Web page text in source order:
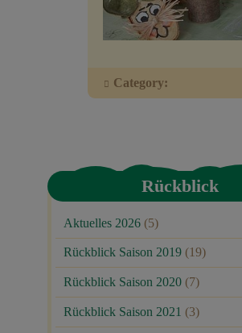
Veranstaltungen
Category:
Rückblick
Aktuelles 2026 (5)
Rückblick Saison 2019 (19)
Rückblick Saison 2020 (7)
Rückblick Saison 2021 (3)